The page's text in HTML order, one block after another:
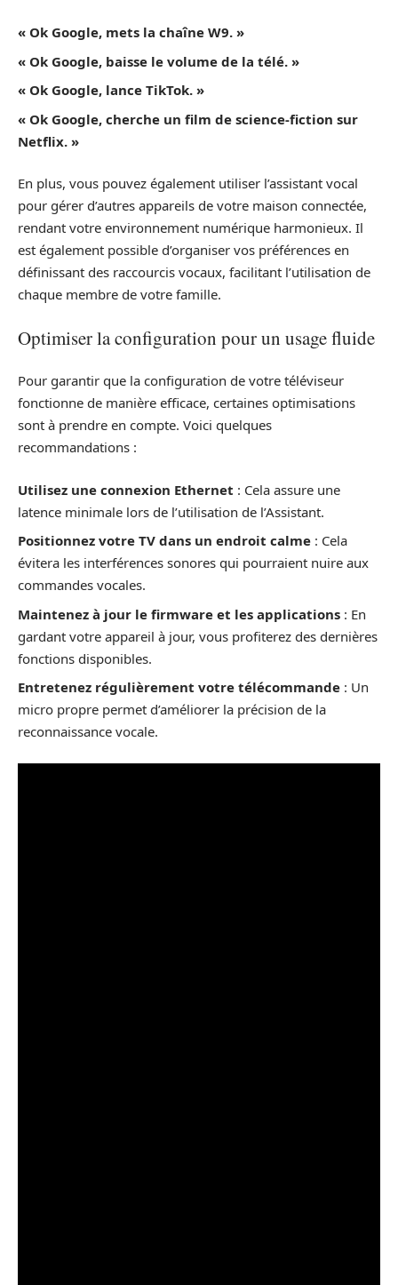
« Ok Google, mets la chaîne W9. »
« Ok Google, baisse le volume de la télé. »
« Ok Google, lance TikTok. »
« Ok Google, cherche un film de science-fiction sur
Netflix. »
En plus, vous pouvez également utiliser l’assistant vocal
pour gérer d’autres appareils de votre maison connectée,
rendant votre environnement numérique harmonieux. Il
est également possible d’organiser vos préférences en
définissant des raccourcis vocaux, facilitant l’utilisation de
chaque membre de votre famille.
Optimiser la configuration pour un usage fluide
Pour garantir que la configuration de votre téléviseur
fonctionne de manière efficace, certaines optimisations
sont à prendre en compte. Voici quelques
recommandations :
Utilisez une connexion Ethernet : Cela assure une
latence minimale lors de l’utilisation de l’Assistant.
Positionnez votre TV dans un endroit calme : Cela
évitera les interférences sonores qui pourraient nuire aux
commandes vocales.
Maintenez à jour le firmware et les applications : En
gardant votre appareil à jour, vous profiterez des dernières
fonctions disponibles.
Entretenez régulièrement votre télécommande : Un
micro propre permet d’améliorer la précision de la
reconnaissance vocale.